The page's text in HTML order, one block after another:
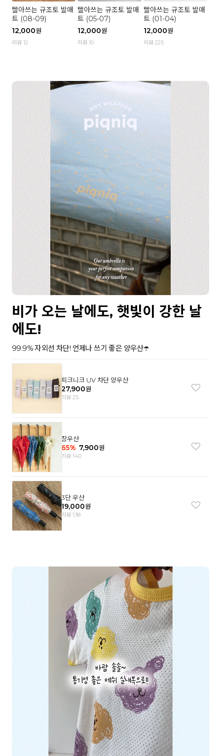
빨아쓰는 규조토 발매
트 (08-09)
12,000원
리뷰 12
빨아쓰는 규조토 발매
트 (05-07)
12,000원
리뷰 10
빨아쓰는 규조토 발매
트 (01-04)
12,000원
리뷰 225
비가 오는 날에도, 햇빛이 강한 날
에도!
99.9% 자외선 차단! 언제나 쓰기 좋은 양우산☂️
피크니크 UV 차단 양우산
27,900원
리뷰 25
장우산
65% 7,900원
리뷰 140
3단 우산
19,000원
리뷰 138